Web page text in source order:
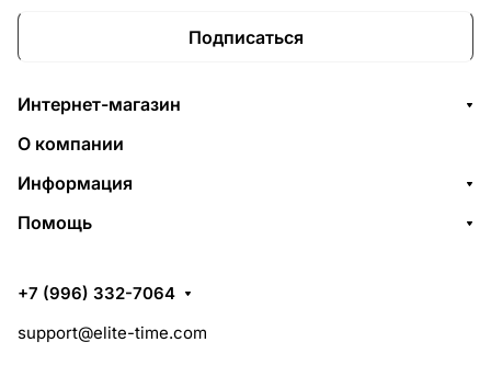
Подписаться
Интернет-магазин
О компании
Информация
Помощь
+7 (996) 332-7064
support@elite-time.com